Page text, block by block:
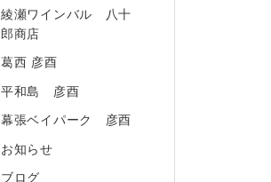
綾瀬ワインバル 八十
郎商店
葛西 彦酉
平和島 彦酉
幕張ベイパーク 彦酉
お知らせ
ブログ